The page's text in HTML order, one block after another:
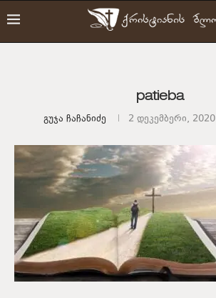
patieba
Გუჯა Ჩაჩანიძე 2 დეკემბერი, 2020